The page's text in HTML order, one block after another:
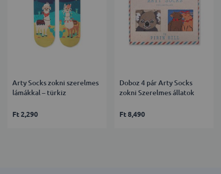
Arty Socks zokni szerelmes
lámákkal – türkiz
Ft 2,290
Doboz 4 pár Arty Socks
zokni Szerelmes állatok
Ft 8,490